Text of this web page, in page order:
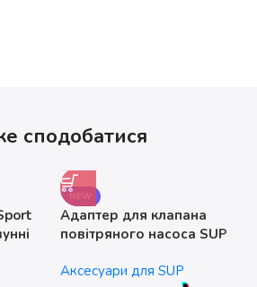
сподобатися
NEW
Адаптер для клапана
повітряного насоса SUP
Аксесуари для SUP